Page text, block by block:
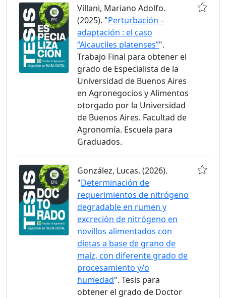
Villani, Mariano Adolfo.
(2025). "Perturbación –
adaptación : el caso
“Alcauciles platenses”".
Trabajo Final para obtener el
grado de Especialista de la
Universidad de Buenos Aires
en Agronegocios y Alimentos
otorgado por la Universidad
de Buenos Aires. Facultad de
Agronomía. Escuela para
Graduados.
González, Lucas. (2026).
"Determinación de
requerimientos de nitrógeno
degradable en rumen y
excreción de nitrógeno en
novillos alimentados con
dietas a base de grano de
maíz, con diferente grado de
procesamiento y/o
humedad". Tesis para
obtener el grado de Doctor